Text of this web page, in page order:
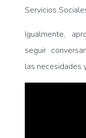
Servicios
Igualmente,
seguir
las necesidades